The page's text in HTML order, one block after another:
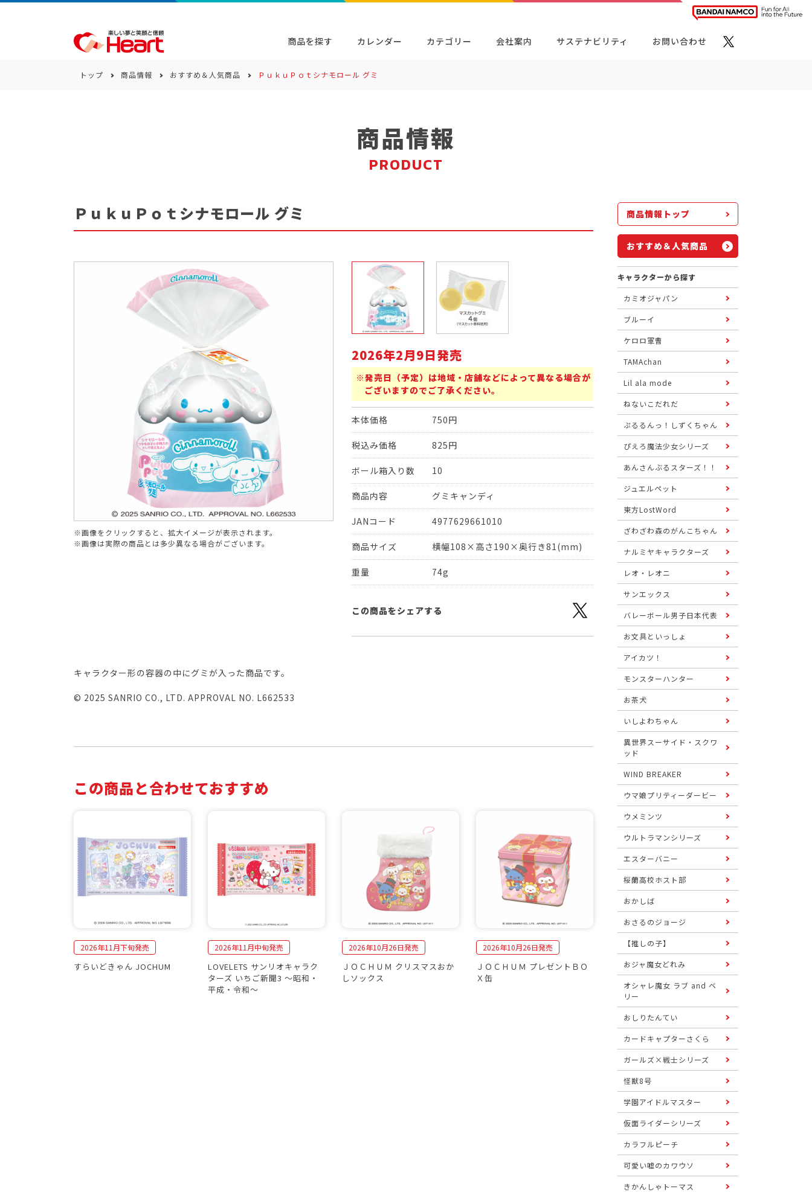
商品を探す
商品一覧 キーワード検索 キャラクター・シリーズから探す
カレンダー カテゴリー
カテゴリー
会社案内 サステナビリティ お問い合わせ
トップ 商品情報 おすすめ＆人気商品 ＰｕｋｕＰｏｔシナモロール グミ
商品情報
PRODUCT
ＰｕｋｕＰｏｔシナモロール グミ
※画像をクリックすると、拡大イメージが表示されます。
※画像は実際の商品とは多少異なる場合がございます。
2026年2月9日発売
※発売日（予定）は地域・店舗などによって異なる場合が
ございますのでご了承ください。
本体価格 750円
税込み価格 825円
ボール箱入り数 10
商品内容 グミキャンディ
JANコード 4977629661010
商品サイズ 横幅108×高さ190×奥行き81(mm)
重量 74g
この商品をシェアする
キャラクター形の容器の中にグミが入った商品です。
© 2025 SANRIO CO., LTD. APPROVAL NO. L662533
この商品と合わせておすすめ
2026年11月下旬発売
すらいどきゃん JOCHUM
2026年11月中旬発売
LOVELETS サンリオキャラク
ターズ いちご新聞3 〜昭和・
平成・令和〜
2026年10月26日発売
ＪＯＣＨＵＭ クリスマスおか
しソックス
2026年10月26日発売
ＪＯＣＨＵＭ プレゼントＢＯ
Ｘ缶
商品情報トップ
おすすめ＆人気商品
キャラクターから探す
カミオジャパン
ブルーイ
ケロロ軍曹
TAMAchan
Lil ala mode
ねないこだれだ
ぷるるんっ！しずくちゃん
ぴえろ魔法少女シリーズ
あんさんぶるスターズ！！
ジュエルペット
東方LostWord
ざわざわ森のがんこちゃん
ナルミヤキャラクターズ
レオ・レオニ
サンエックス
バレーボール男子日本代表
お文具といっしょ
アイカツ！
モンスターハンター
お茶犬
いしよわちゃん
異世界スーサイド・スクワ
ッド
WIND BREAKER
ウマ娘プリティーダービー
ウメミンツ
ウルトラマンシリーズ
エスターバニー
桜蘭高校ホスト部
おかしば
おさるのジョージ
【推しの子】
おジャ魔女どれみ
オシャレ魔女 ラブ and ベ
リー
おしりたんてい
カードキャプターさくら
ガールズ×戦士シリーズ
怪獣8号
学園アイドルマスター
仮面ライダーシリーズ
カラフルピーチ
可愛い嘘のカワウソ
きかんしゃトーマス